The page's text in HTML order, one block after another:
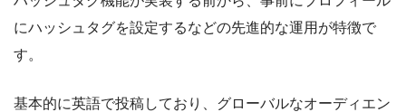
にハッシュタグを設定するなどの先進的な運用が特徴で
す。
基本的に英語で投稿しており、グローバルなオーディエン